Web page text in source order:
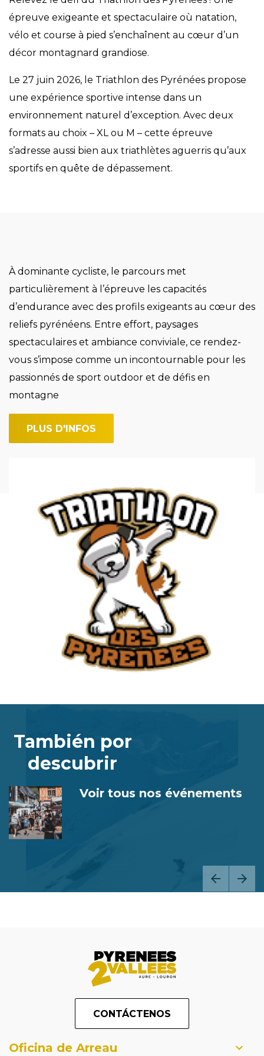
épreuve exigeante et spectaculaire où natation,
vélo et course à pied s’enchaînent au cœur d’un
décor montagnard grandiose.
Le 27 juin 2026, le Triathlon des Pyrénées propose
une expérience sportive intense dans un
environnement naturel d’exception. Avec deux
formats au choix – XL ou M – cette épreuve
s’adresse aussi bien aux triathlètes aguerris qu’aux
sportifs en quête de dépassement.
À dominante cycliste, le parcours met
particulièrement à l’épreuve les capacités
d’endurance avec des profils exigeants au cœur des
reliefs pyrénéens. Entre effort, paysages
spectaculaires et ambiance conviviale, ce rendez-
vous s’impose comme un incontournable pour les
passionnés de sport outdoor et de défis en
montagne
PLUS D'INFOS
También por
descubrir
Voir tous nos événements
CONTÁCTENOS
Oficina de Arreau